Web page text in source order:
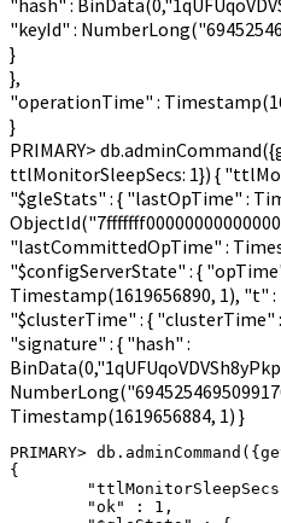
"hash" : BinData(0,
"keyId" : NumberLong(
}
},
"operationTime" : Timestamp(
}
PRIMARY>
ttlMonitorSleepSecs: 1}) {
"$gleStats" : { "lastOpTime" :
"lastCommittedOpTime" :
"$configServerState" : {
Timestamp(1619656890, 1), "t"
"$clusterTime" : { "clusterTime"
"signature" : { "hash" :
Timestamp(1619656884, 1) }
PRIMARY>
{
        "ok" : 1,